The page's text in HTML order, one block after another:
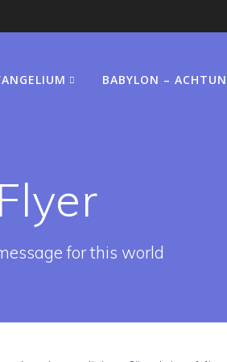
BABYLON –
Flyer
for this world